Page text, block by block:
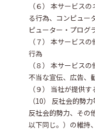
（６） 本サービス
る行為、コンピュー
ピューター・プログ
（７） 本サービス
行為
（８） 本サービス
不当な宣伝、広告、
（９） 当社が提供
（10） 反社会的勢
反社会的勢力、その
以下同じ。）の維持